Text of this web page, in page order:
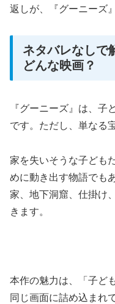
返しが、『グーニーズ
ネタバレなしで
どんな映画？
『グーニーズ』は、子
です。ただし、単なる
家を失いそうな子ども
めに動き出す物語でも
家、地下洞窟、仕掛け
きます。
本作の魅力は、「子ど
同じ画面に詰め込まれ